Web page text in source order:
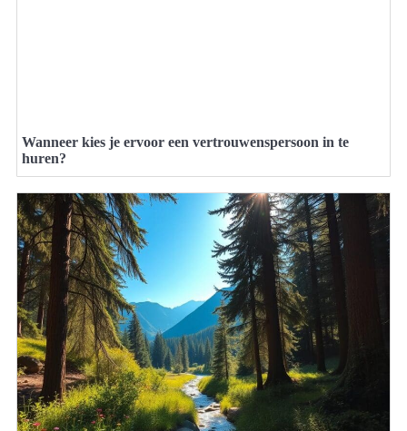
Wanneer kies je ervoor een vertrouwenspersoon in te
huren?